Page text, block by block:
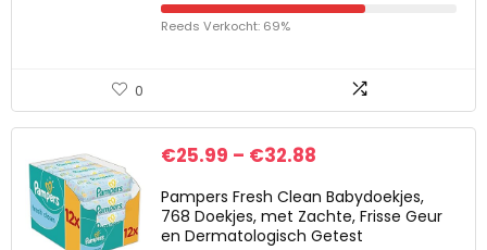
Reeds Verkocht: 69%
0
€25.99 – €32.88
Pampers Fresh Clean Babydoekjes,
768 Doekjes, met Zachte, Frisse Geur
en Dermatologisch Getest